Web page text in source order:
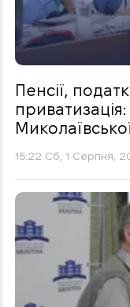
Пенсії,
15:22 Сб, 1 Серпня,